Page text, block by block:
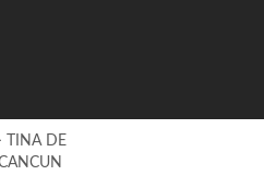
TINA DE